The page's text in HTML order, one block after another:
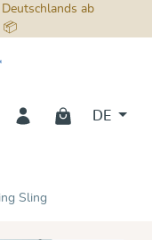
ab
📦
DE
Sling